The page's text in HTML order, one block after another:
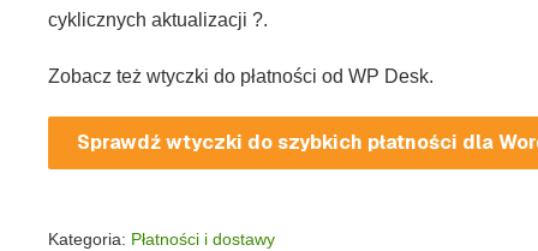
cyklicznych aktualizacji ?.
Zobacz też wtyczki do płatności od WP Desk.
Sprawdź wtyczki do szybkich płatności dla
Kategoria: Płatności i dostawy